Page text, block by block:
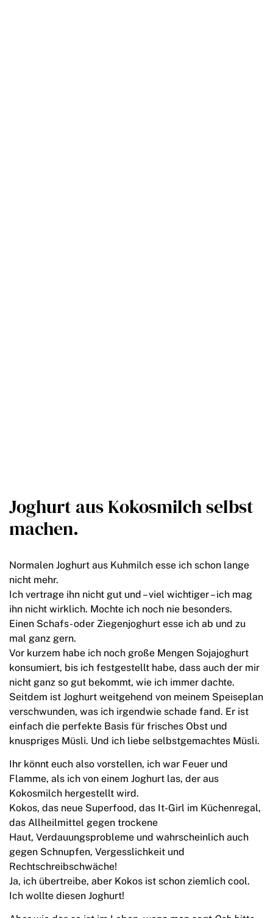
Joghurt aus Kokosmilch selbst
machen.
Normalen Joghurt aus Kuhmilch esse ich schon lange
nicht mehr.
Ich vertrage ihn nicht gut und – viel wichtiger – ich mag
ihn nicht wirklich. Mochte ich noch nie besonders.
Einen Schafs- oder Ziegenjoghurt esse ich ab und zu
mal ganz gern.
Vor kurzem habe ich noch große Mengen Sojajoghurt
konsumiert, bis ich festgestellt habe, dass auch der mir
nicht ganz so gut bekommt, wie ich immer dachte.
Seitdem ist Joghurt weitgehend von meinem Speiseplan
verschwunden, was ich irgendwie schade fand. Er ist
einfach die perfekte Basis für frisches Obst und
knuspriges Müsli. Und ich liebe selbstgemachtes Müsli.
Ihr könnt euch also vorstellen, ich war Feuer und
Flamme, als ich von einem Joghurt las, der aus
Kokosmilch hergestellt wird.
Kokos, das neue Superfood, das It-Girl im Küchenregal,
das Allheilmittel gegen trockene
Haut, Verdauungsprobleme und wahrscheinlich auch
gegen Schnupfen, Vergesslichkeit und
Rechtschreibschwäche!
Ja, ich übertreibe, aber Kokos ist schon ziemlich cool.
Ich wollte diesen Joghurt!